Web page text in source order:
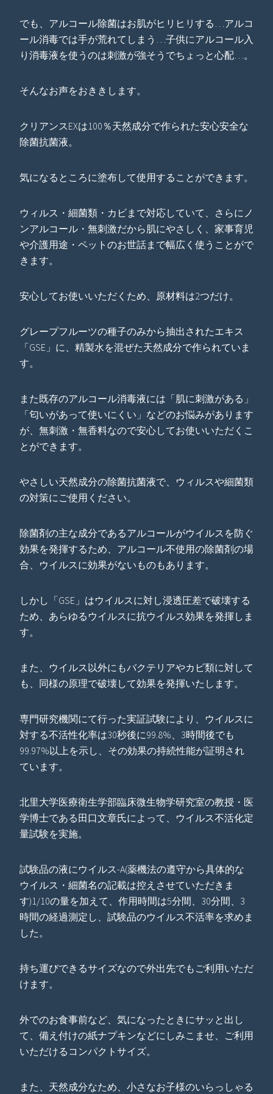
でも、アルコール除菌はお肌がヒリヒリする…アルコ
ール消毒では手が荒れてしまう…子供にアルコール入
り消毒液を使うのは刺激が強そうでちょっと心配…。
そんなお声をおききします。
クリアンスEXは100％天然成分で作られた安心安全な
除菌抗菌液。
気になるところに塗布して使用することができます。
ウィルス・細菌類・カビまで対応していて、さらにノ
ンアルコール・無刺激だから肌にやさしく、家事育児
や介護用途・ペットのお世話まで幅広く使うことがで
きます。
安心してお使いいただくため、原材料は2つだけ。
グレープフルーツの種子のみから抽出されたエキス
「GSE」に、精製水を混ぜた天然成分で作られていま
す。
また既存のアルコール消毒液には「肌に刺激がある」
「匂いがあって使いにくい」などのお悩みがあります
が、無刺激・無香料なので安心してお使いいただくこ
とができます。
やさしい天然成分の除菌抗菌液で、ウィルスや細菌類
の対策にご使用ください。
除菌剤の主な成分であるアルコールがウイルスを防ぐ
効果を発揮するため、アルコール不使用の除菌剤の場
合、ウイルスに効果がないものもあります。
しかし「GSE」はウイルスに対し浸透圧差で破壊する
ため、あらゆるウイルスに抗ウイルス効果を発揮しま
す。
また、ウイルス以外にもバクテリアやカビ類に対して
も、同様の原理で破壊して効果を発揮いたします。
専門研究機関にて行った実証試験により、ウイルスに
対する不活性化率は30秒後に99.8%、3時間後でも
99.97%以上を示し、その効果の持続性能が証明され
ています。
北里大学医療衛生学部臨床微生物学研究室の教授・医
学博士である田口文章氏によって、ウイルス不活化定
量試験を実施。
試験品の液にウイルス-A(薬機法の遵守から具体的な
ウイルス・細菌名の記載は控えさせていただきま
す)1/10の量を加えて、作用時間は5分間、30分間、3
時間の経過測定し、試験品のウイルス不活率を求めま
した。
持ち運びできるサイズなので外出先でもご利用いただ
けます。
外でのお食事前など、気になったときにサッと出し
て、備え付けの紙ナプキンなどにしみこませ、ご利用
いただけるコンパクトサイズ。
また、天然成分なため、小さなお子様のいらっしゃる